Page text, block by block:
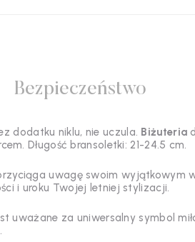
Bezpieczeństwo
dodatku niklu, nie uczula. Biżuteria
Długość bransoletki: 21-24.5 cm.
uwagę swoim wyjątkowym
i uroku Twojej letniej stylizacji.
uważane za uniwersalny symbol